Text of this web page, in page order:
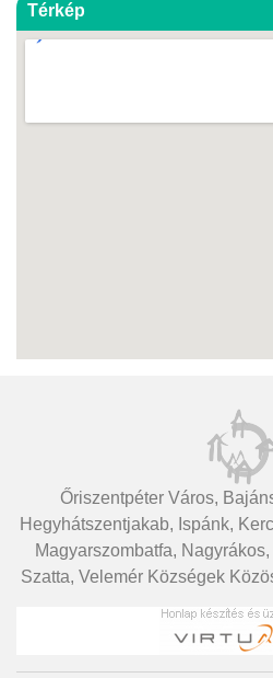
Térkép
Őriszentpéter Város,
Hegyhátszentjakab, Ispánk,
Magyarszombatfa,
Szatta, Velemér Községek